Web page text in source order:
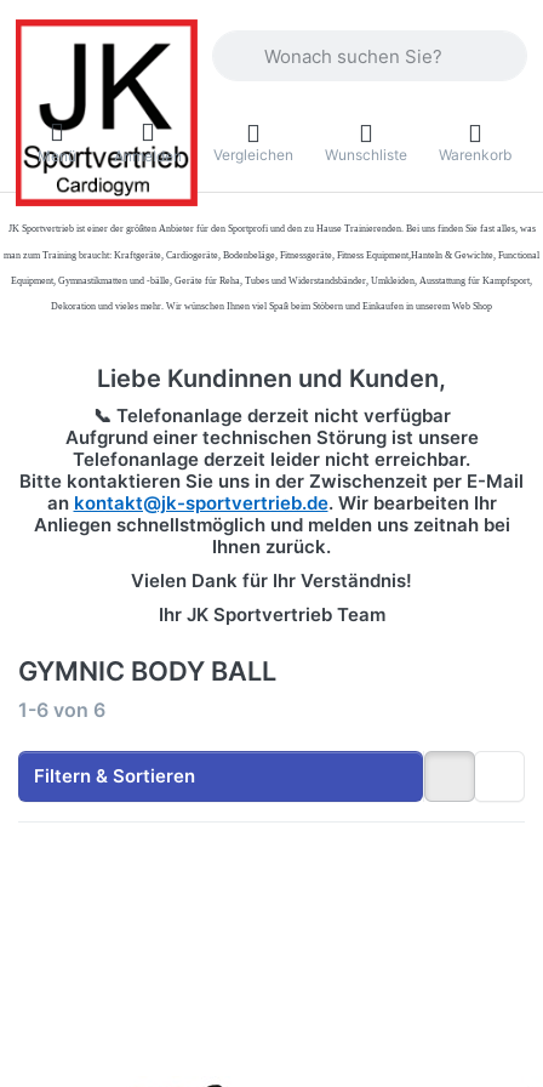
Menü Anmelden Vergleichen Wunschliste Warenkorb
JK Sportvertrieb ist einer der größten Anbieter für den Sportprofi und den zu Hause Trainierenden. Bei uns finden Sie fast alles, was
man zum Training braucht: Kraftgeräte, Cardiogeräte, Bodenbeläge, Fitnessgeräte, Fitness Equipment,Hanteln & Gewichte, Functional
Equipment, Gymnastikmatten und -bälle, Geräte für Reha, Tubes und Widerstandsbänder, Umkleiden, Ausstattung für Kampfsport,
Dekoration und vieles mehr. Wir wünschen Ihnen viel Spaß beim Stöbern und Einkaufen in unserem Web Shop
Liebe Kundinnen und Kunden,
📞 Telefonanlage derzeit nicht verfügbar
Aufgrund einer technischen Störung ist unsere
Telefonanlage derzeit leider nicht erreichbar.
Bitte kontaktieren Sie uns in der Zwischenzeit per E-Mail
an kontakt@jk-sportvertrieb.de. Wir bearbeiten Ihr
Anliegen schnellstmöglich und melden uns zeitnah bei
Ihnen zurück.
Vielen Dank für Ihr Verständnis!
Ihr JK Sportvertrieb Team
GYMNIC BODY BALL
Suchergebnisse:
1-6 von 6
Filtern & Sortieren